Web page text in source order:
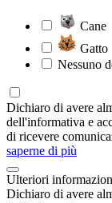
Cane
Gatto
Nessuno
Dichiaro di avere
dell'informativa e
di ricevere
saperne di più
Ulteriori
Dichiaro di avere